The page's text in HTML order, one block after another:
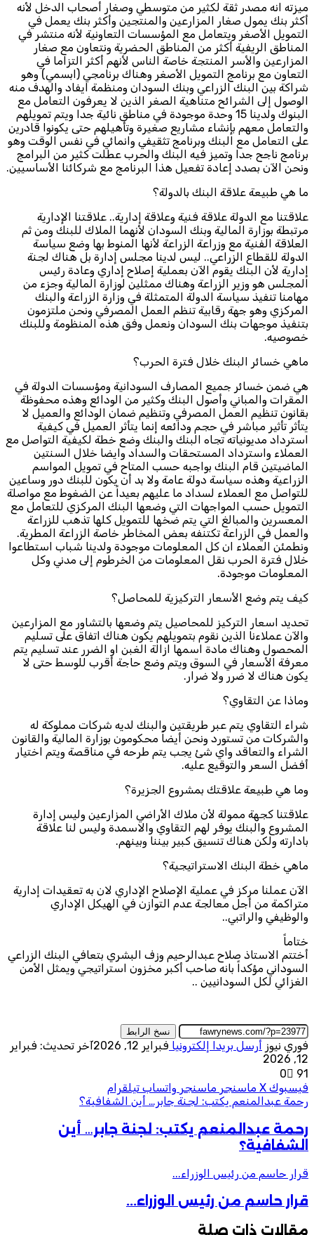
ميزته انه مصدر ثقة لكثير من متوسطي وصغار أصحاب الدخل لأنه
أكثر بنك يمول صغار المزارعين والمنتجين وأكثر بنك يعمل في
التمويل الأصغر ويتعامل مع المؤسسات التعاونية لأنه منتشر في
المناطق الريفية أكثر من المناطق الحضرية ونتعاون مع صغار
المزارعين والأسر المنتجة خاصة الناس لأنهم أكثر التزاما في
التعاون مع برنامج التمويل الأصغر وهناك برنامجي (ابسمي) وهو
شراكة بين البنك الزراعي وبنك السودان ومنظمة ايفاد والهدف منه
الوصول إلى الشرائح متناهية الصغر الذين لا يعرفون التعامل مع
البنوك ولدينا 15 وحدة موجودة في مناطق نائية جدا ويتم تمويلهم
والتعامل معهم بإنشاء مشاريع صغيرة وتأهيلهم حتى يكونوا قادرين
على التعامل مع البنك وبرنامج تثقيفي وانمائي في نفس الوقت وهو
برنامج ناجح جدا وتميز فيه البنك والحرب عطلت كثير من البرامج
ونحن الآن بصدد إعادة تفعيل هذا البرنامج مع شركائنا الأساسيين.
ما هي طبيعة علاقة البنك بالدولة؟
علاقتنا مع الدولة علاقة فنية وعلاقة إدارية.. علاقتنا الإدارية
مرتبطة بوزارة المالية وبنك السودان لأنهما الملاك للبنك ومن ثم
العلاقة الفنية مع وزراعة الزراعة لأنها المنوط بها وضع سياسة
الدولة للقطاع الزراعي.. ليس لدينا مجلس إدارة بل هناك لجنة
إدارية لأن البنك يقوم الآن بعملية إصلاح إداري وعادة رئيس
المجلس هو وزير الزراعة وهناك ممثلين لوزارة المالية وجزء من
مهامنا تنفيذ سياسة الدولة المتمثلة في وزارة الزراعة والبنك
المركزي وهو جهة رقابية تنظم العمل المصرفي ونحن ملتزمون
بتنفيذ موجهات بنك السودان ونعمل وفق هذه المنظومة وللبنك
خصوصيه.
ماهي خسائر البنك خلال فترة الحرب؟
هي ضمن خسائر جميع المصارف السودانية ومؤسسات الدولة في
المقرات والمباني وأصول البنك وكثير من الودائع وهذه محفوظة
بقانون تنظيم العمل المصرفي وتنظيم ضمان الودائع والعميل لا
يتأثر تأثير مباشر في حجم ودائعه إنما يتأثر العميل في كيفية
استرداد مديونياته تجاه البنك والبنك وضع خطة لكيفية التواصل مع
العملاء واسترداد المستحقات والسداد وايضا خلال السنتين
الماضيتين قام البنك بواجبه حسب المتاح في تمويل المواسم
الزراعية وهذه سياسة دولة عامة ولا بد أن يكون للبنك دور وساعين
للتواصل مع العملاء لسداد ما عليهم بعيداً عن الضغوط مع مواصلة
التمويل حسب المواجهات التي وضعها البنك المركزي للتعامل مع
المعسرين والمبالغ التي يتم ضخها للتمويل كلها تذهب للزراعة
والعمل في الزراعة تكتنفه بعض المخاطر خاصة الزراعة المطرية.
ونطمئن العملاء ان كل المعلومات موجودة ولدينا شباب استطاعوا
خلال فترة الحرب نقل المعلومات من الخرطوم إلى مدني وكل
المعلومات موجودة.
كيف يتم وضع الأسعار التركيزية للمحاصل؟
تحديد اسعار التركيز للمحاصيل يتم وضعها بالتشاور مع المزارعين
والآن عملاءنا الذين نقوم بتمويلهم يكون هناك اتفاق على تسليم
المحصول وهناك مادة اسمها ازالة الغبن او الضرر عند تسليم يتم
معرفة الأسعار في السوق ويتم وضع حاجة أقرب للوسط حتى لا
يكون هناك لا ضرر ولا ضرار.
وماذا عن التقاوي؟
شراء التقاوي يتم عبر طريقتين والبنك لديه شركات مملوكة له
والشركات من تستورد ونحن أيضاً محكومون بوزارة المالية والقانون
الشراء والتعاقد واي شئ يجب يتم طرحه في مناقصة ويتم اختيار
أفضل السعر والتوقيع عليه.
وما هي طبيعة علاقتك بمشروع الجزيرة؟
علاقتنا كجهة ممولة لأن ملاك الأراضي المزارعين وليس إدارة
المشروع والبنك يوفر لهم التقاوي والاسمدة وليس لنا علاقة
بادارته ولكن هناك تنسيق كبير بيننا وبينهم.
ماهي خطة البنك الاستراتيجية؟
الآن عملنا مركز في عملية الإصلاح الإداري لان به تعقيدات إدارية
متراكمة من أجل معالجة عدم التوازن في الهيكل الإداري
والوظيفي والراتبي..
ختاماً
أختتم الاستاذ صلاح عبدالرحيم وزف البشري بتعافي البنك الزراعي
السوداني مؤكداً بانه صاحب أكبر مخزون استراتيجي ويمثل الأمن
الغزائي لكل السودانيين ..
نسخ الرابط
فوري نيوز أرسل بريدا إلكترونيا فبراير 12, 2026
آخر تحديث: فبراير
12, 2026
0
91
فيسبوك ‫X ماسنجر ماسنجر واتساب تيلقرام
رحمة عبدالمنعم يكتب: لجنة جابر… أين الشفافية؟
رحمة عبدالمنعم يكتب: لجنة جابر… أين
الشفافية؟
قرار حاسم من رئيس الوزراء...
قرار حاسم من رئيس الوزراء...
مقالات ذات صلة